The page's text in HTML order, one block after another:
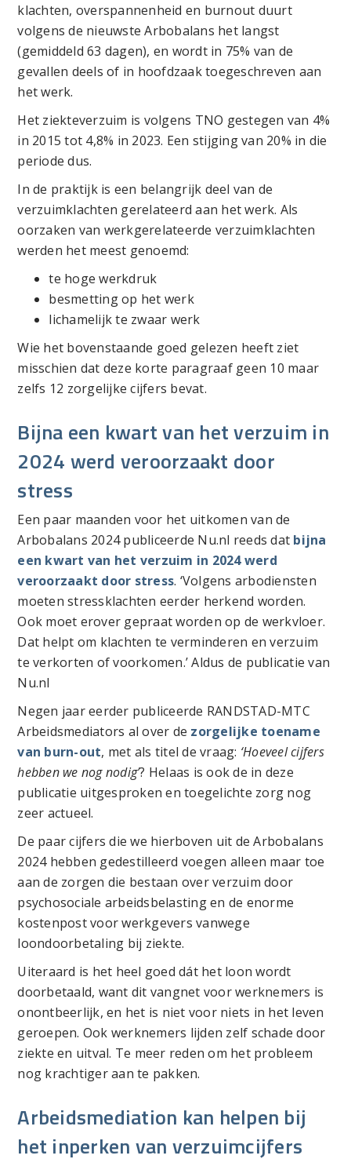
klachten, overspannenheid en burnout duurt
volgens de nieuwste Arbobalans het langst
(gemiddeld 63 dagen), en wordt in 75% van de
gevallen deels of in hoofdzaak toegeschreven aan
het werk.
Het ziekteverzuim is volgens TNO gestegen van 4%
in 2015 tot 4,8% in 2023. Een stijging van 20% in die
periode dus.
In de praktijk is een belangrijk deel van de
verzuimklachten gerelateerd aan het werk. Als
oorzaken van werkgerelateerde verzuimklachten
werden het meest genoemd:
te hoge werkdruk
besmetting op het werk
lichamelijk te zwaar werk
Wie het bovenstaande goed gelezen heeft ziet
misschien dat deze korte paragraaf geen 10 maar
zelfs 12 zorgelijke cijfers bevat.
Bijna een kwart van het verzuim in
2024 werd veroorzaakt door
stress
Een paar maanden voor het uitkomen van de
Arbobalans 2024 publiceerde Nu.nl reeds dat bijna
een kwart van het verzuim in 2024 werd
veroorzaakt door stress. ‘Volgens arbodiensten
moeten stressklachten eerder herkend worden.
Ook moet erover gepraat worden op de werkvloer.
Dat helpt om klachten te verminderen en verzuim
te verkorten of voorkomen.’ Aldus de publicatie van
Nu.nl
Negen jaar eerder publiceerde RANDSTAD-MTC
Arbeidsmediators al over de zorgelijke toename
van burn-out, met als titel de vraag: ‘Hoeveel cijfers
hebben we nog nodig’? Helaas is ook de in deze
publicatie uitgesproken en toegelichte zorg nog
zeer actueel.
De paar cijfers die we hierboven uit de Arbobalans
2024 hebben gedestilleerd voegen alleen maar toe
aan de zorgen die bestaan over verzuim door
psychosociale arbeidsbelasting en de enorme
kostenpost voor werkgevers vanwege
loondoorbetaling bij ziekte.
Uiteraard is het heel goed dát het loon wordt
doorbetaald, want dit vangnet voor werknemers is
onontbeerlijk, en het is niet voor niets in het leven
geroepen. Ook werknemers lijden zelf schade door
ziekte en uitval. Te meer reden om het probleem
nog krachtiger aan te pakken.
Arbeidsmediation kan helpen bij
het inperken van verzuimcijfers